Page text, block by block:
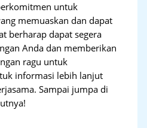
untuk
memuaskan dan dapat
berharap dapat segera
Anda dan memberikan
ragu untuk
informasi lebih lanjut
Sampai jumpa di